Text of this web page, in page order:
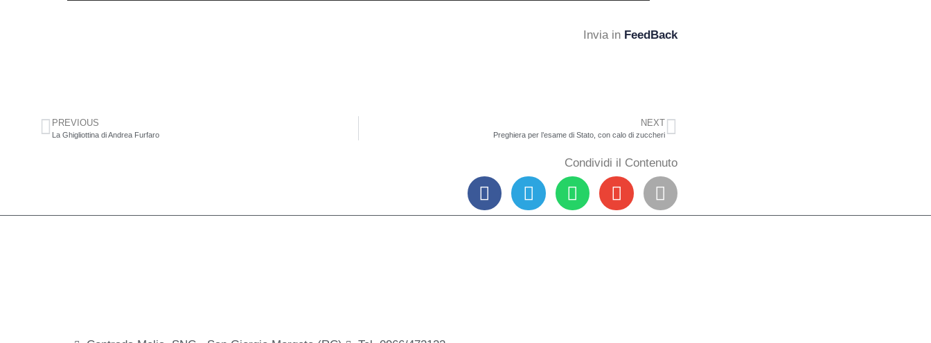
Invia in FeedBack
PREVIOUS
La Ghigliottina di Andrea Furfaro
NEXT
Preghiera per l’esame di Stato, con calo di zuccheri
Condividi il Contenuto